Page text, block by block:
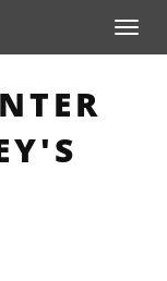
Toggle